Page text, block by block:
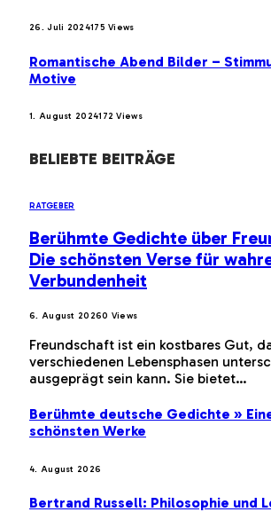
26. Juli 2024175Views
Romantische Abend Bilder –
Motive
1. August 2024172Views
BELIEBTE BEITRÄGE
RATGEBER
Berühmte Gedichte über
Die schönsten Verse für
Verbundenheit
6. August 20260 Views
Freundschaft ist ein kostbares Gut,
verschiedenen Lebensphasen
ausgeprägt sein kann. Sie bietet…
Berühmte deutsche Gedichte »
schönsten Werke
4. August 2026
Bertrand Russell: Philosophie und